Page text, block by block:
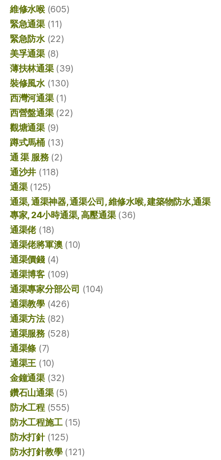
維修水喉(605)
緊急通渠(11)
緊急防水(22)
美孚通渠(8)
薄扶林通渠(39)
裝修風水(130)
西灣河通渠(1)
西營盤通渠(22)
觀塘通渠(9)
蹲式馬桶(13)
通 渠 服務(2)
通沙井 (118)
通渠(125)
通渠, 通渠神器, 通渠公司, 維修水喉, 建築物防水,通渠
專家, 24小時通渠, 高壓通渠(36)
通渠佬(18)
通渠佬將軍澳(10)
通渠價錢(4)
通渠博客(109)
通渠專家分部公司 (104)
通渠教學(426)
通渠方法(82)
通渠服務(528)
通渠條 (7)
通渠王 (10)
金鐘通渠(32)
鑽石山通渠(5)
防水工程(555)
防水工程施工(15)
防水打針(125)
防水打針教學(121)